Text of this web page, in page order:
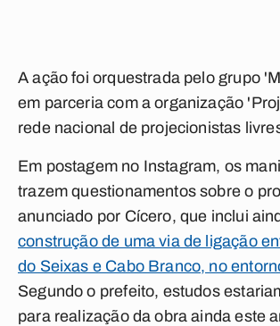
A ação foi orquestrada pelo grupo
em parceria com a organização
rede nacional de projecionistas
Em postagem no Instagram, os
trazem questionamentos sobre o
anunciado por Cícero, que inclui
construção de uma via de ligação
do Seixas e Cabo Branco, no
Segundo o prefeito, estudos
para realização da obra ainda este